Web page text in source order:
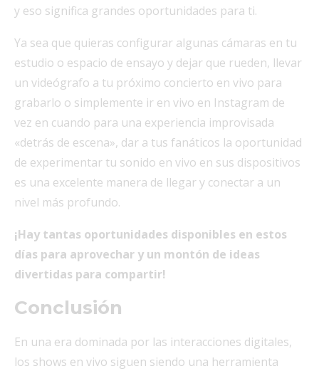
y eso significa grandes oportunidades para ti.
Ya sea que quieras configurar algunas cámaras en tu
estudio o espacio de ensayo y dejar que rueden, llevar
un videógrafo a tu próximo concierto en vivo para
grabarlo o simplemente ir en vivo en Instagram de
vez en cuando para una experiencia improvisada
«detrás de escena», dar a tus fanáticos la oportunidad
de experimentar tu sonido en vivo en sus dispositivos
es una excelente manera de llegar y conectar a un
nivel más profundo.
¡Hay tantas oportunidades disponibles en estos
días para aprovechar y un montón de ideas
divertidas para compartir!
Conclusión
En una era dominada por las interacciones digitales,
los shows en vivo siguen siendo una herramienta